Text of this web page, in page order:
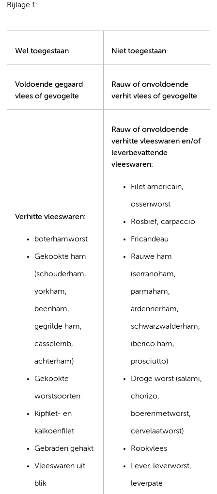
Bijlage 1:
Wel toegestaan Niet toegestaan
Voldoende gegaard
vlees of gevogelte
Rauw of onvoldoende
verhit vlees of gevogelte
Verhitte vleeswaren:
boterhamworst
Gekookte ham
(schouderham,
yorkham,
beenham,
gegrilde ham,
casselerrib,
achterham)
Gekookte
worstsoorten
Kipfilet- en
kalkoenfilet
Gebraden gehakt
Vleeswaren uit
blik
Rauw of onvoldoende
verhitte vleeswaren en/of
leverbevattende
vleeswaren:
Filet americain,
ossenworst
Rosbief, carpaccio
Fricandeau
Rauwe ham
(serranoham,
parmaham,
ardennerham,
schwarzwalderham,
iberico ham,
prosciutto)
Droge worst (salami,
chorizo,
boerenmetworst,
cervelaatworst)
Rookvlees
Lever, leverworst,
leverpaté